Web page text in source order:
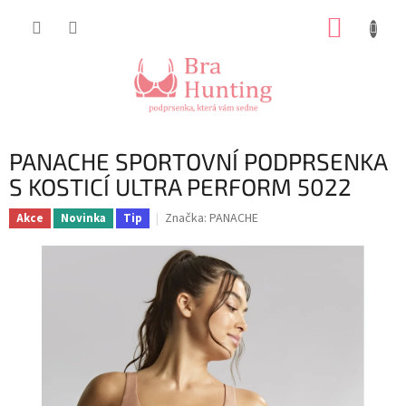
PANACHE SPORTOVNÍ PODPRSENKA
S KOSTICÍ ULTRA PERFORM 5022
Akce Novinka Tip Značka: PANACHE